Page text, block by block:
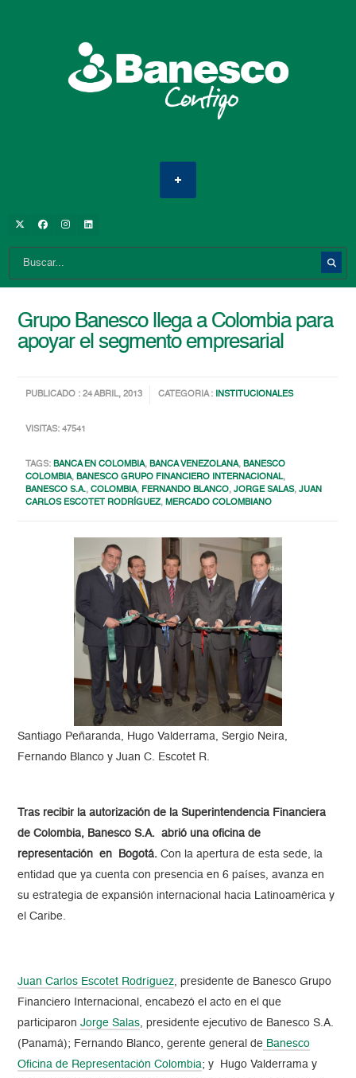
Grupo Banesco llega a Colombia para
apoyar el segmento empresarial
PUBLICADO : 24 ABRIL, 2013 CATEGORIA : INSTITUCIONALES
VISITAS: 47541
TAGS:BANCA EN COLOMBIA,BANCA VENEZOLANA,BANESCO
COLOMBIA,BANESCO GRUPO FINANCIERO INTERNACIONAL,
BANESCO S.A.,COLOMBIA, FERNANDO BLANCO,JORGE SALAS,JUAN
CARLOS ESCOTET RODRÍGUEZ,MERCADO COLOMBIANO
Santiago Peñaranda, Hugo Valderrama, Sergio Neira,
Fernando Blanco y Juan C. Escotet R.
Tras recibir la autorización de la Superintendencia Financiera
de Colombia, Banesco S.A. abrió una oficina de
representación en Bogotá. Con la apertura de esta sede, la
entidad que ya cuenta con presencia en 6 países, avanza en
su estrategia de expansión internacional hacia Latinoamérica y
el Caribe.
Juan Carlos Escotet Rodríguez , presidente de Banesco Grupo
Financiero Internacional, encabezó el acto en el que
participaronJorge Salas , presidente ejecutivo de Banesco S.A.
(Panamá); Fernando Blanco, gerente general de Banesco
Oficina de Representación Colombia; y Hugo Valderrama y